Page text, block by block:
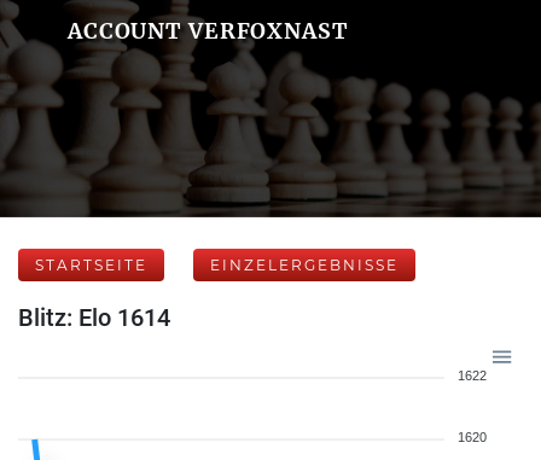
ACCOUNT VERFOXNAST
STARTSEITE EINZELERGEBNISSE
Blitz: Elo 1614
1622
1620